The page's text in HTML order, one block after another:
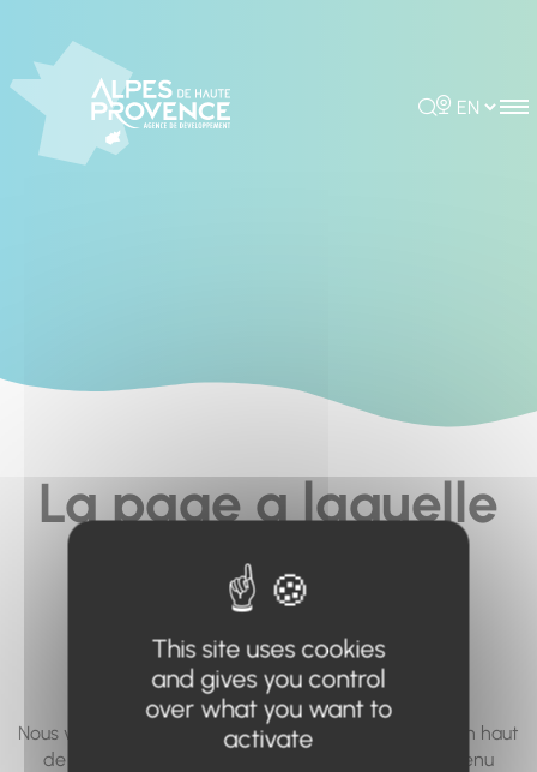
Rechercher
Choisir la
La page a laquelle
vous cherchez à
accéder n'existe
pas... ou plus.
Nous vous invitons à utiliser le moteur de recherche en haut
de page, ou à utiliser le menu pour trouver le contenu
This site uses cookies
and gives you control
over what you want to
activate